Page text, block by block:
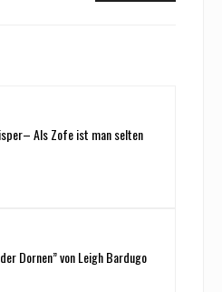
Als Zofe ist man selten
Dornen” von Leigh Bardugo